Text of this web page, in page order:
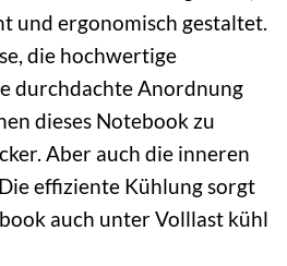
und ergonomisch gestaltet.
die hochwertige
durchdachte Anordnung
dieses Notebook zu
Aber auch die inneren
effiziente Kühlung sorgt
auch unter Volllast kühl